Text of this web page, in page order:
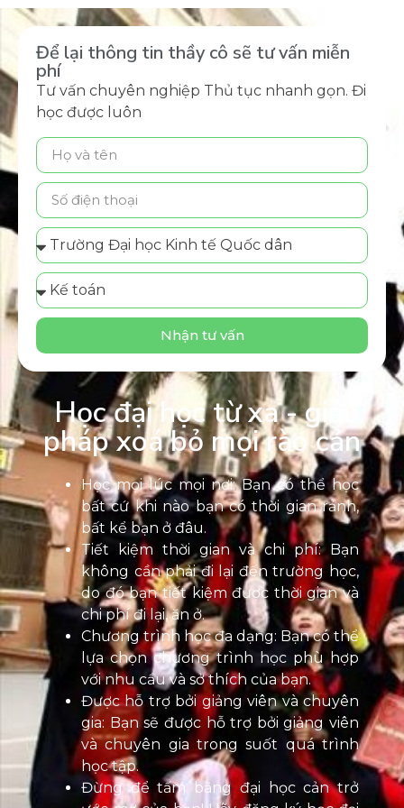
Để lại thông tin thầy cô sẽ tư vấn miễn
phí
Tư vấn chuyên nghiệp Thủ tục nhanh gọn. Đi
học được luôn
Nhận tư vấn
Học đại học từ xa - giải
pháp xoá bỏ mọi rào cản
Học mọi lúc mọi nơi: Bạn có thể học
bất cứ khi nào bạn có thời gian rảnh,
bất kể bạn ở đâu.
Tiết kiệm thời gian và chi phí: Bạn
không cần phải đi lại đến trường học,
do đó bạn tiết kiệm được thời gian và
chi phí đi lại, ăn ở.
Chương trình học đa dạng: Bạn có thể
lựa chọn chương trình học phù hợp
với nhu cầu và sở thích của bạn.
Được hỗ trợ bởi giảng viên và chuyên
gia: Bạn sẽ được hỗ trợ bởi giảng viên
và chuyên gia trong suốt quá trình
học tập.
Đừng để tấm bằng đại học cản trở